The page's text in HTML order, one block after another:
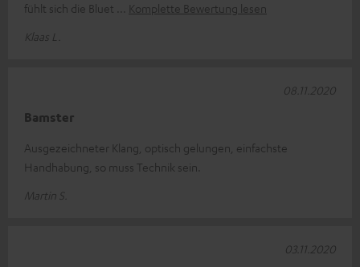
fühlt sich die Bluet
Komplette Bewertung lesen
Klaas L.
Bamster
Ausgezeichneter Klang, optisch gelungen, einfachste
Handhabung, so muss Technik sein.
Martin S.
08.11.2020
03.11.2020